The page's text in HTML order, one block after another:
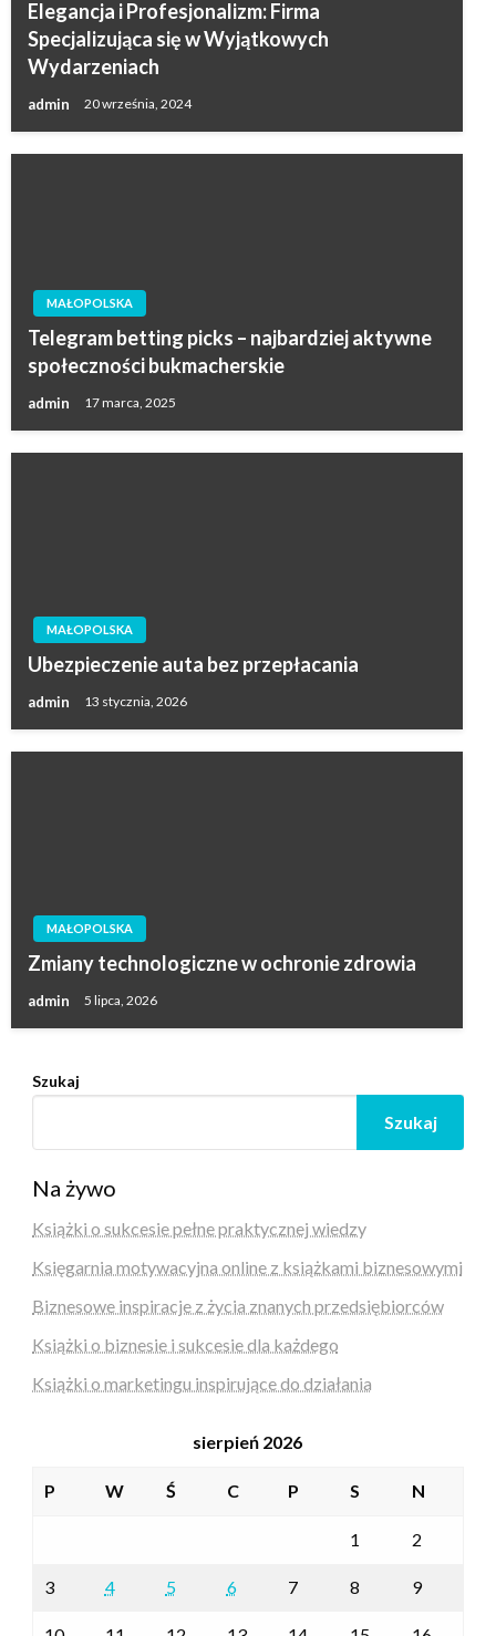
Elegancja i Profesjonalizm: Firma
Specjalizująca się w Wyjątkowych
Wydarzeniach
admin 20 września, 2024
MAŁOPOLSKA
Telegram betting picks – najbardziej aktywne
społeczności bukmacherskie
admin 17 marca, 2025
MAŁOPOLSKA
Ubezpieczenie auta bez przepłacania
admin 13 stycznia, 2026
MAŁOPOLSKA
Zmiany technologiczne w ochronie zdrowia
admin 5 lipca, 2026
Szukaj
Szukaj
Na żywo
Książki o sukcesie pełne praktycznej wiedzy
Księgarnia motywacyjna online z książkami biznesowymi
Biznesowe inspiracje z życia znanych przedsiębiorców
Książki o biznesie i sukcesie dla każdego
Książki o marketingu inspirujące do działania
sierpień 2026
P W Ś C P S N
1 2
3 4 5 6 7 8 9